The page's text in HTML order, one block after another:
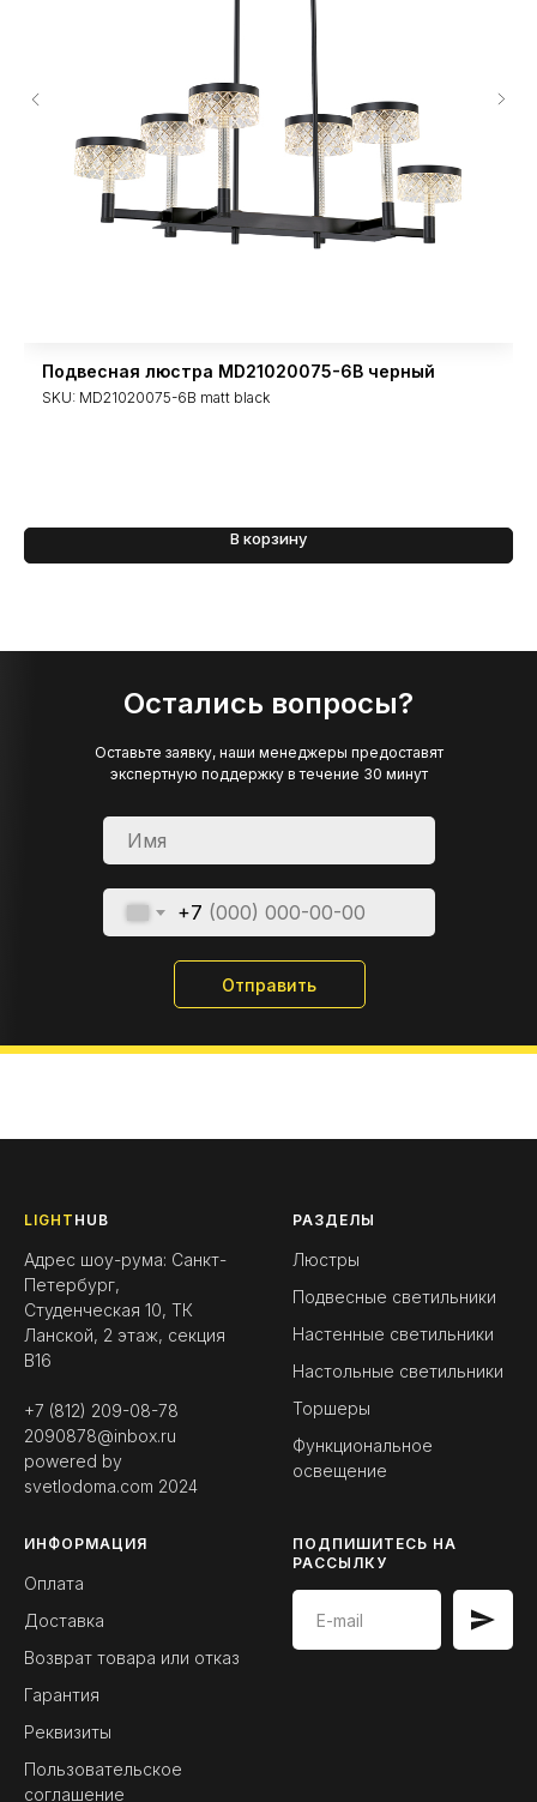
Подвесная люстра MD21020075-6B черный
SKU: MD21020075-6B matt black
В корзину
Остались вопросы?
+7
Отправить
Оставьте заявку, наши менеджеры предоставят
экспертную поддержку в течение 30 минут
LIGHT HUB
Адрес шоу-рума: Санкт-
Петербург,
Студенческая 10, ТК
Ланской, 2 этаж, секция
B16
+7 (812) 209-08-78
2090878@inbox.ru
powered by
svetlodoma.com 2024
РАЗДЕЛЫ
Люстры
Подвесные светильники
Настенные светильники
Настольные светильники
Торшеры
Функциональное
освещение
ИНФОРМАЦИЯ
Оплата
Доставка
Возврат товара или отказ
Гарантия
Реквизиты
Пользовательское
соглашение
ПОДПИШИТЕСЬ НА
РАССЫЛКУ